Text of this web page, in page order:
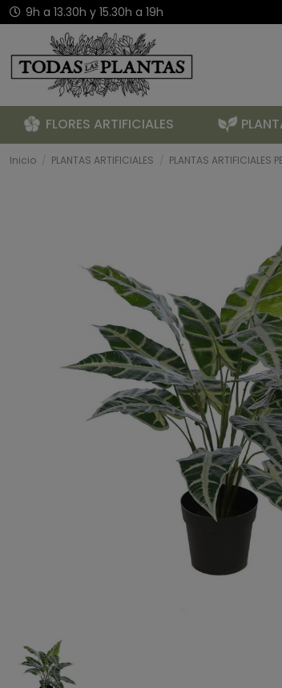
9h a 13.30h y 15.30h a 19h
FLORES ARTIFICIALES
Inicio PLANTAS ARTIFICIALES PLANTAS ARTIFICIALES